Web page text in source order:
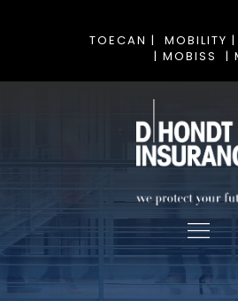
MOBILITY |
TOECAN |
|
| MOBISS